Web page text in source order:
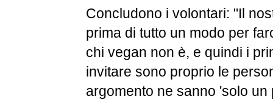
Concludono i volontari: "Il
prima di tutto un modo per
chi vegan non è, e quindi i
invitare sono proprio le
argomento ne sanno 'solo un